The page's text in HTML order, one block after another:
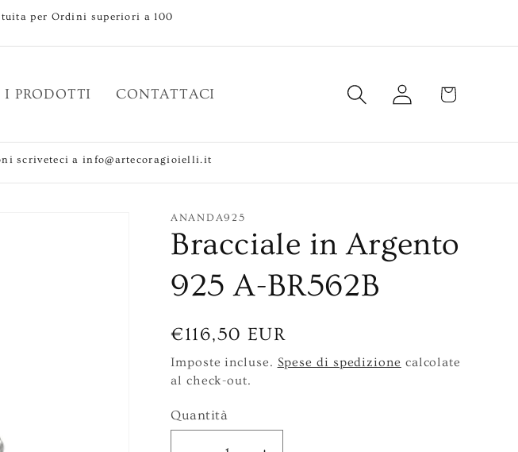
per Ordini superiori a 100
PRODOTTI CONTATTACI Accedi Carrello
scriveteci a info@artecoragioielli.it
ANANDA925
Bracciale in Argento
925 A-BR562B
Prezzo
di
listino
€116,50 EUR
Imposte incluse. Spese di spedizione calcolate
al check-out.
Quantità